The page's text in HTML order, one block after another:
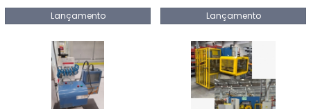
Lançamento Lançamento